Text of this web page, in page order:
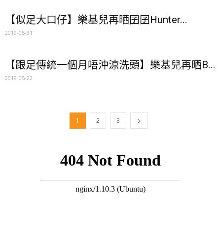
【似足大口仔】樂基兒再晒囝囝Hunter...
2019-05-31
【跟足傳統一個月唔沖涼洗頭】樂基兒再晒B...
2019-05-22
1 2 3